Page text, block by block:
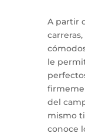
A partir
le
del
mismo
conoce